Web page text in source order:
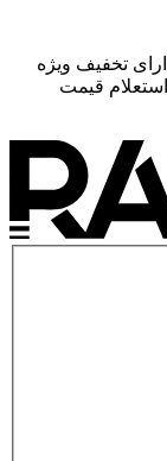
تخفیف ویژه
قیمت